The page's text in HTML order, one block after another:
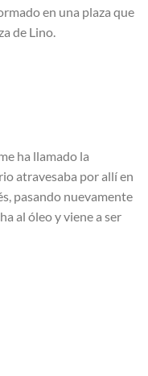
en una plaza que
de Lino.
ha llamado la
atravesaba por allí en
pasando nuevamente
al óleo y viene a ser